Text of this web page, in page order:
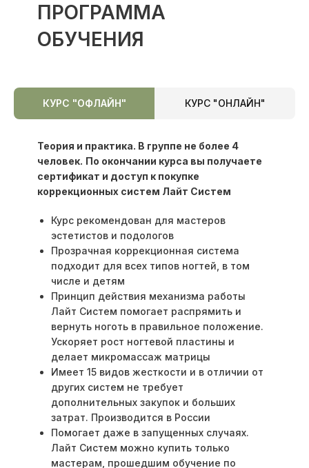
ПРОГРАММА
ОБУЧЕНИЯ
КУРС "ОФЛАЙН" КУРС "ОНЛАЙН"
Теория и практика. В группе не более 4
человек. По окончании курса вы получаете
сертификат и доступ к покупке
коррекционных систем Лайт Систем
Курс рекомендован для мастеров
эстетистов и подологов
Прозрачная коррекционная система
подходит для всех типов ногтей, в том
числе и детям
Принцип действия механизма работы
Лайт Систем помогает распрямить и
вернуть ноготь в правильное положение.
Ускоряет рост ногтевой пластины и
делает микромассаж матрицы
Имеет 15 видов жесткости и в отличии от
других систем не требует
дополнительных закупок и больших
затрат. Производится в России
Помогает даже в запущенных случаях.
Лайт Систем можно купить только
мастерам, прошедшим обучение по